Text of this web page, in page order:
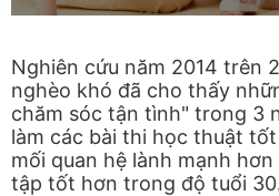
Nghiên cứu năm 2014 trên
nghèo khó đã cho thấy
chăm sóc tận tình" trong 3
làm các bài thi học thuật
mối quan hệ lành mạnh
tập tốt hơn trong độ tuổi